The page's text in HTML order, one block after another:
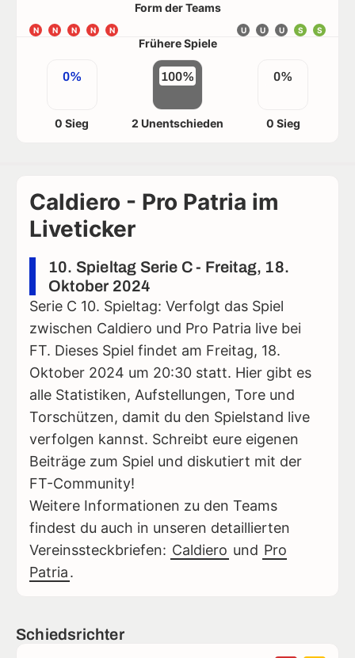
Form der Teams
N N N N N S
S
U
U
U
Frühere Spiele
0%
0 Sieg
100%
2 Unentschieden
0%
0 Sieg
Caldiero - Pro Patria im
Liveticker
10. Spieltag Serie C - Freitag, 18.
Oktober 2024
Serie C 10. Spieltag: Verfolgt das Spiel
zwischen Caldiero und Pro Patria live bei
FT. Dieses Spiel findet am Freitag, 18.
Oktober 2024 um 20:30 statt. Hier gibt es
alle Statistiken, Aufstellungen, Tore und
Torschützen, damit du den Spielstand live
verfolgen kannst. Schreibt eure eigenen
Beiträge zum Spiel und diskutiert mit der
FT-Community!
Weitere Informationen zu den Teams
findest du auch in unseren detaillierten
Vereinssteckbriefen: Caldiero und Pro
Patria.
Schiedsrichter